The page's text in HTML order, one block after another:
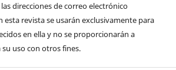
direcciones de correo electrónico
esta revista se usarán exclusivamente para
en ella y no se proporcionarán a
uso con otros fines.